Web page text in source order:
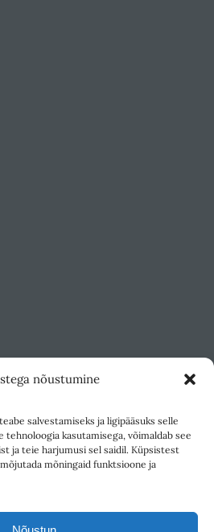
nõustumine
salvestamiseks ja ligipääsuks selle
kasutamisega, võimaldab see
ja teie harjumusi sel saidil. Küpsistest
mõningaid funktsioone ja